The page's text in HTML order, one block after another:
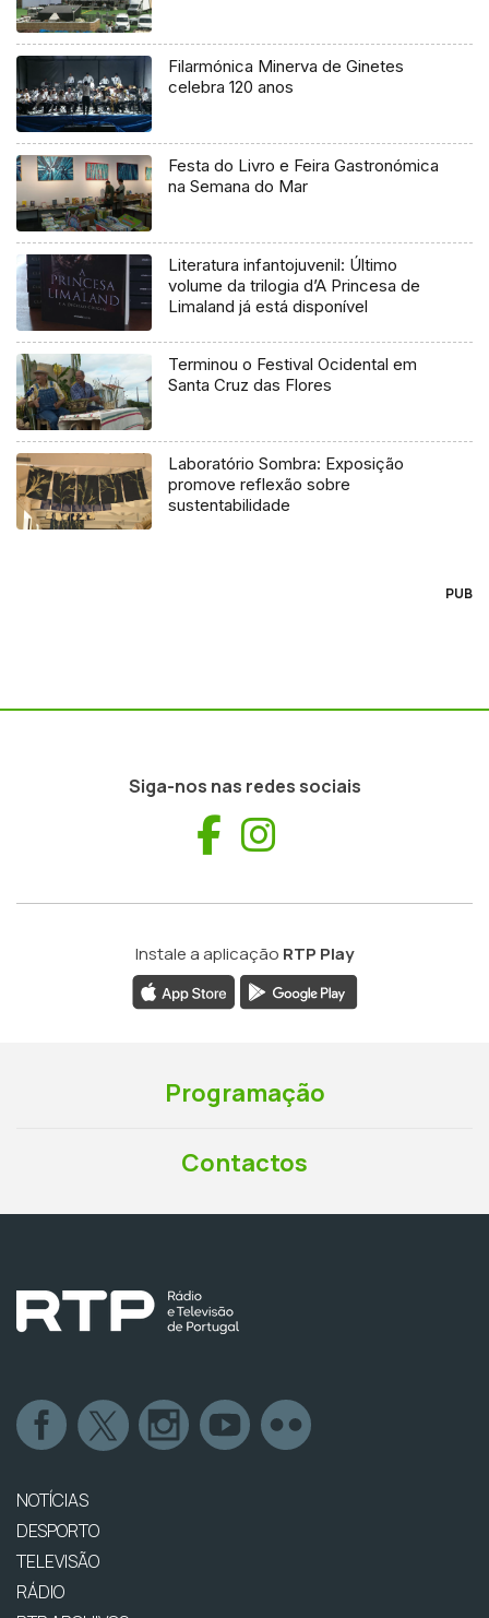
Filarmónica Minerva de Ginetes
celebra 120 anos
Festa do Livro e Feira Gastronómica
na Semana do Mar
Literatura infantojuvenil: Último
volume da trilogia d’A Princesa de
Limaland já está disponível
Terminou o Festival Ocidental em
Santa Cruz das Flores
Laboratório Sombra: Exposição
promove reflexão sobre
sustentabilidade
PUB
Siga-nos nas redes sociais
Facebook
Instale a aplicação RTP Play
Programação
Contactos
NOTÍCIAS
DESPORTO
TELEVISÃO
RÁDIO